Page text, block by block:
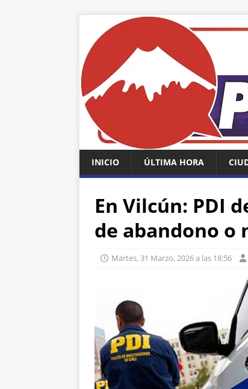
INICIO ÚLTIMA HORA
En Vilcún: PDI
de abandono
Martes, 31 Marzo, 2026 a las 18:56